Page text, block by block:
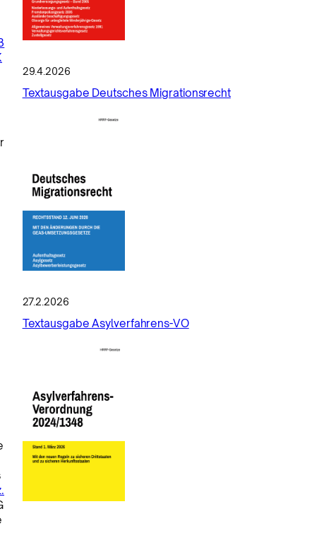
29.4.2026
Textausgabe Deutsches Migrationsrecht
27.2.2026
Textausgabe Asylverfahrens-VO